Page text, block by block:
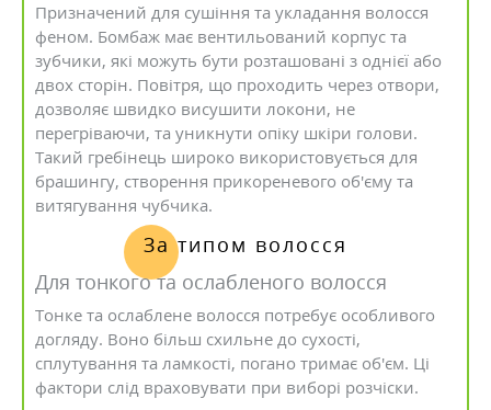
Призначений для сушіння та укладання волосся
феном. Бомбаж має вентильований корпус та
зубчики, які можуть бути розташовані з однієї або
двох сторін. Повітря, що проходить через отвори,
дозволяє швидко висушити локони, не
перегріваючи, та уникнути опіку шкіри голови.
Такий гребінець широко використовується для
брашингу, створення прикореневого об'єму та
витягування чубчика.
За типом волосся
Для тонкого та ослабленого волосся
Тонке та ослаблене волосся потребує особливого
догляду. Воно більш схильне до сухості,
сплутування та ламкості, погано тримає об'єм. Ці
фактори слід враховувати при виборі розчіски.